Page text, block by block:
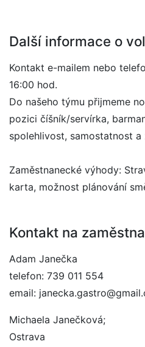
Další informace o
Kontakt e-mailem nebo
16:00 hod.
Do našeho týmu přijmeme
pozici číšník/servírka,
spolehlivost, samostatnost
Zaměstnanecké výhody:
karta, možnost plánování
Kontakt na
Adam Janečka
telefon: 739 011 554
email:
Michaela Janečková;
Ostrava